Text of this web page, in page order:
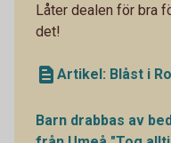
Låter dealen för bra
det!
Artikel: Blåst i
Barn drabbas av